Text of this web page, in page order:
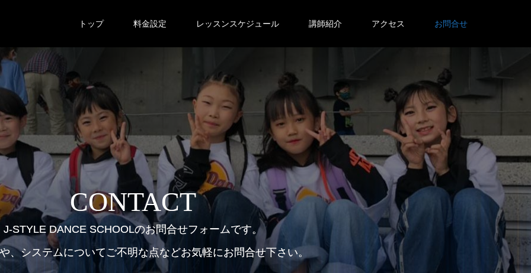
トップ 料金設定 レッスンスケジュール 講師紹介 アクセス お問合せ
CONTACT
J-STYLE DANCE SCHOOLのお問合せフォームです。
、システムについてご不明な点などお気軽にお問合せ下さい。